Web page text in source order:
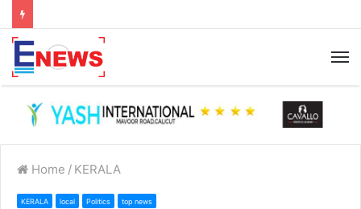
Home / KERALA
KERALA local Politics top news